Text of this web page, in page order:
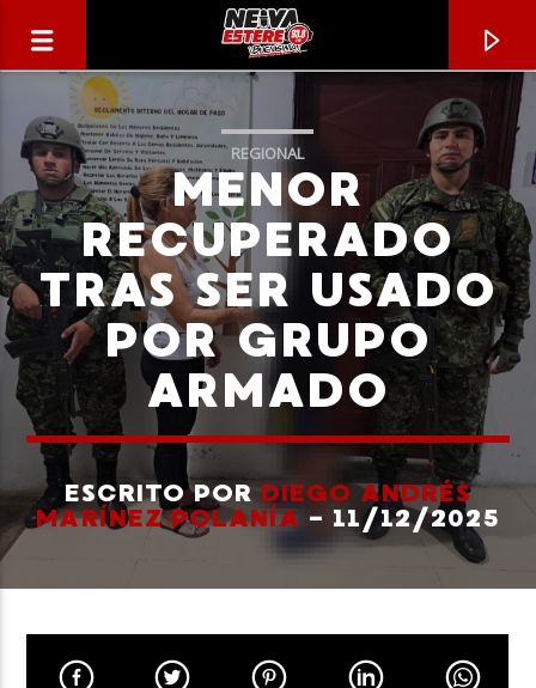
CANCIÓN ACTUAL
TÍTULO
ARTISTA
REGIONAL
MENOR
RECUPERADO
TRAS SER USADO
POR GRUPO
ARMADO
ESCRITO POR DIEGO ANDRÉS
MARÍNEZ POLANÍA - 11/12/2025